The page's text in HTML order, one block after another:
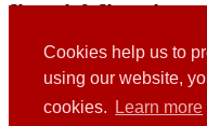
Cookies help us to
using our website,
cookies.
Learn more
Skergeth & Skergeth
8330 Feldbach
Tel.: 03152 / 22 70
Homepage:www.skergeth.at